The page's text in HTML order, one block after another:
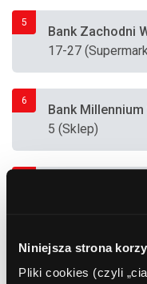
Niniejsza strona
Pliki cookies (czyli
5
Bank Zachodni
17-27
6
Bank Millennium
5 (Sklep)
,
Euronet ,